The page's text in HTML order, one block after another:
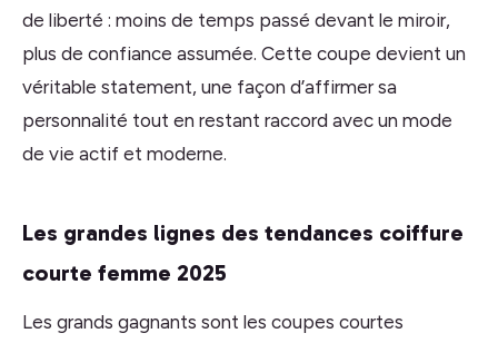
de liberté : moins de temps passé devant le miroir,
plus de confiance assumée. Cette coupe devient un
véritable statement, une façon d’affirmer sa
personnalité tout en restant raccord avec un mode
de vie actif et moderne.
Les grandes lignes des tendances coiffure
courte femme 2025
Les grands gagnants sont les coupes courtes